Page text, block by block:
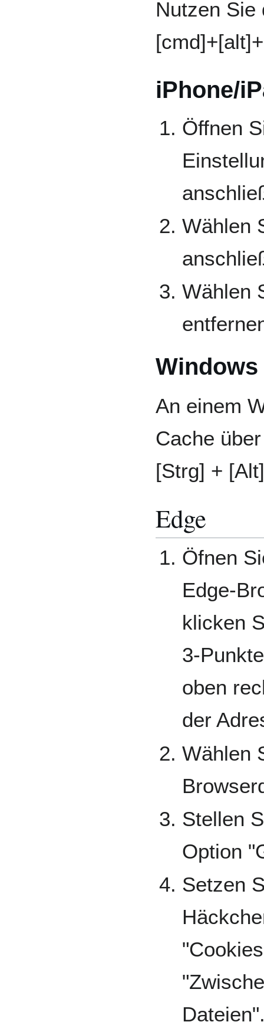
Nutzen Sie
iPhone/
Öffnen
Wählen
Wählen
Windows
An einem
Cache
[Strg] +
Edge
Öfnen
Edge-
klicken
3-
oben
der
Wählen
Stellen
Option
Setzen